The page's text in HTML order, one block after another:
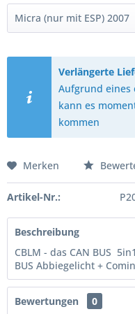
Verlängerte
Aufgrund eines
kann es
kommen
Merken
Artikel-Nr.:
Beschreibung
CBLM - das CAN BUS
BUS Abbiegelicht +
Bewertungen
0